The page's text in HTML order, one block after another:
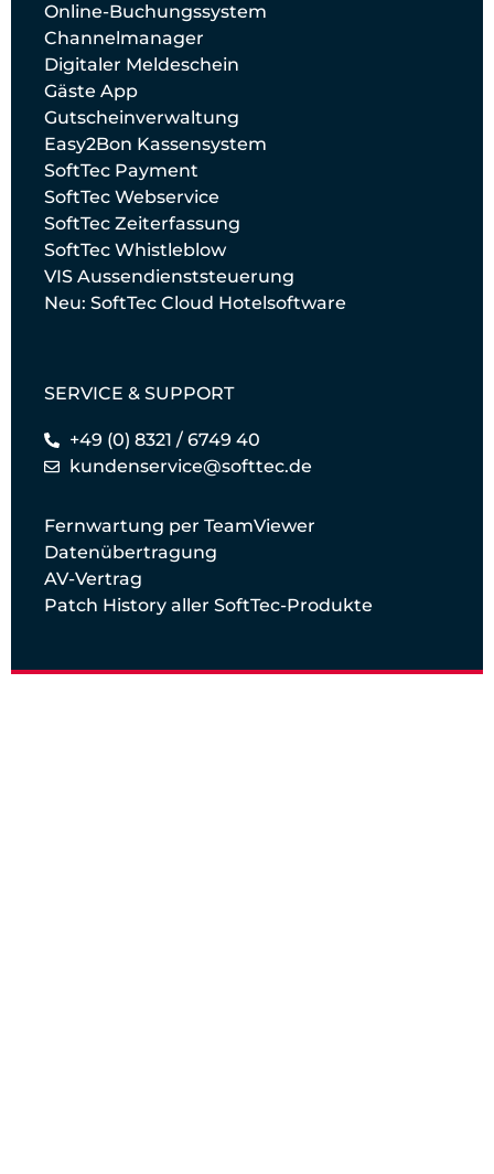
Online-Buchungssystem
Channelmanager
Digitaler Meldeschein
Gäste App
Gutscheinverwaltung
Easy2Bon Kassensystem
SoftTec Payment
SoftTec Webservice
SoftTec Zeiterfassung
SoftTec Whistleblow
VIS Aussendienststeuerung
Neu: SoftTec Cloud Hotelsoftware
SERVICE & SUPPORT
+49 (0) 8321 / 6749 40
kundenservice@softtec.de
Fernwartung per TeamViewer
Datenübertragung
AV-Vertrag
Patch History aller SoftTec-Produkte